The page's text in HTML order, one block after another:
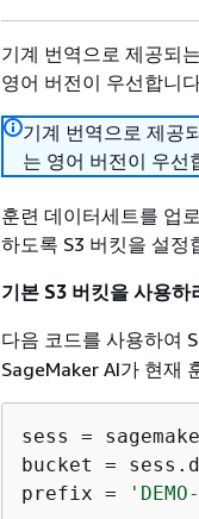
기계 번역으로 제공되
영어 버전이 우선합니
기계 번역으로 제공
는 영어 버전이 우선
훈련 데이터세트를 업
하도록 S3 버킷을 설정
기본 S3 버킷을 사용하
다음 코드를 사용하여
SageMaker AI가 현재
sess =
bucket =
prefix =